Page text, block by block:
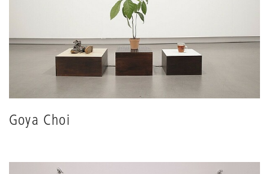
Goya Choi